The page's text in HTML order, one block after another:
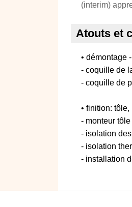
(interim)
Atouts et
• démontage
- coquille de
- coquille de
• finition:
- monteur tôle
- isolation
- isolation
- installation